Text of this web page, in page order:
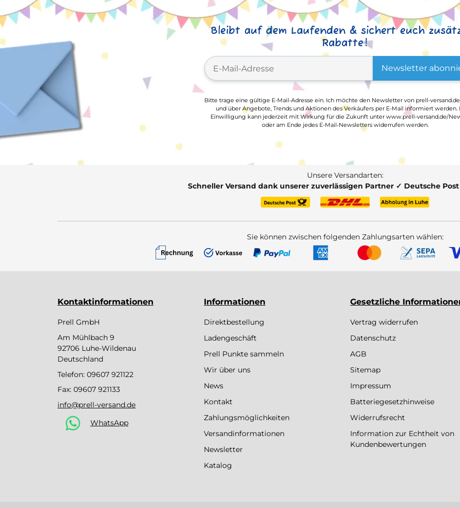
Bleibt auf dem Laufenden & sichert euch
Rabatte!
Newsletter
Bitte trage eine gültige E-Mail-Adresse ein. Ich möchte den Newsletter von prell-
und über Angebote, Trends und Aktionen des Verkäufers per E-Mail informiert werden.
Einwilligung kann jederzeit mit Wirkung für die Zukunft unter www.prell-versand.de/
oder am Ende jedes E-Mail-Newsletters widerrufen werden.
Unsere Versandarten:
Schneller Versand dank unserer zuverlässigen Partner ✓ Deutsche
Sie können zwischen folgenden Zahlungsarten wählen:
Kontaktinformationen
Prell GmbH
Am Mühlbach 9
92706 Luhe-Wildenau
Deutschland
Telefon: 09607 921122
Fax: 09607 921133
info@prell-versand.de
WhatsApp
Informationen
Direktbestellung
Ladengeschäft
Prell Punkte sammeln
Wir über uns
News
Kontakt
Zahlungsmöglichkeiten
Versandinformationen
Newsletter
Katalog
Gesetzliche
Vertrag widerrufen
Datenschutz
AGB
Sitemap
Impressum
Batteriegesetzhinweise
Widerrufsrecht
Information zur Echtheit von
Kundenbewertungen